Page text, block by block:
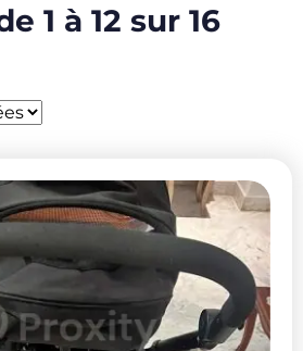
1 à 12 sur 16